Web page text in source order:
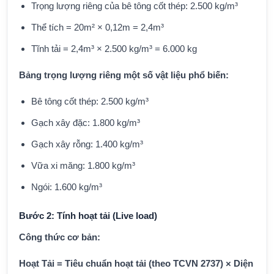
Trọng lượng riêng của bê tông cốt thép: 2.500 kg/m³
Thể tích = 20m² × 0,12m = 2,4m³
Tĩnh tải = 2,4m³ × 2.500 kg/m³ = 6.000 kg
Bảng trọng lượng riêng một số vật liệu phổ biến:
Bê tông cốt thép: 2.500 kg/m³
Gạch xây đặc: 1.800 kg/m³
Gạch xây rỗng: 1.400 kg/m³
Vữa xi măng: 1.800 kg/m³
Ngói: 1.600 kg/m³
Bước 2: Tính hoạt tải (Live load)
Công thức cơ bản:
Hoạt Tải = Tiêu chuẩn hoạt tải (theo TCVN 2737) × Diện